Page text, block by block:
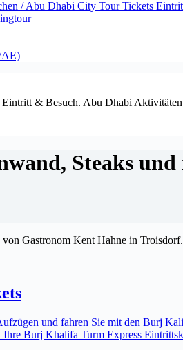
/ Abu Dhabi City Tour Tickets
& Besuch. Abu Dhabi
Steaks und
Gastronom Kent Hahne in
und fahren Sie mit den Burj
Burj Khalifa Turm Express